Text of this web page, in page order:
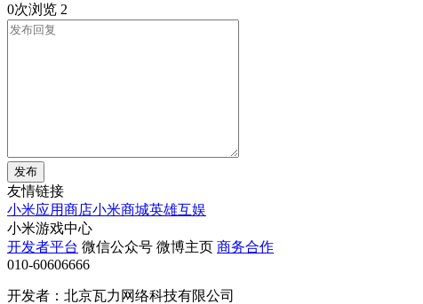
0次浏览 2
发布
友情链接
小米应用商店小米商城英雄互娱
小米游戏中心
开发者平台 微信公众号 微博主页 商务合作
010-60606666
开发者：北京瓦力网络科技有限公司